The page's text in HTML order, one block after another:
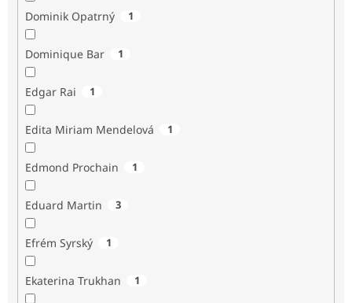
Dominik Opatrný 1
Dominique Bar 1
Edgar Rai 1
Edita Miriam Mendelová 1
Edmond Prochain 1
Eduard Martin 3
Efrém Syrský 1
Ekaterina Trukhan 1